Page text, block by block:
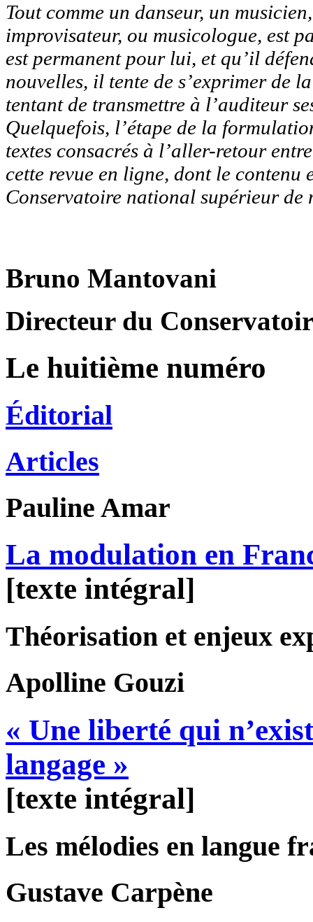
Tout comme un danseur, un
improvisateur, ou musicologue, est
est permanent pour lui, et qu’il
nouvelles, il tente de s’exprimer de
tentant de transmettre à l’auditeur
Quelquefois, l’étape de la
textes consacrés à l’aller-retour
cette revue en ligne, dont le contenu
Conservatoire national supérieur de
Bruno Mantovani
Directeur du
Le huitième numéro
Éditorial
Articles
Pauline Amar
La modulation en
[texte intégral]
Théorisation et enjeux
Apolline Gouzi
« Une liberté qui
langage »
[texte intégral]
Les mélodies en langue
Gustave Carpène